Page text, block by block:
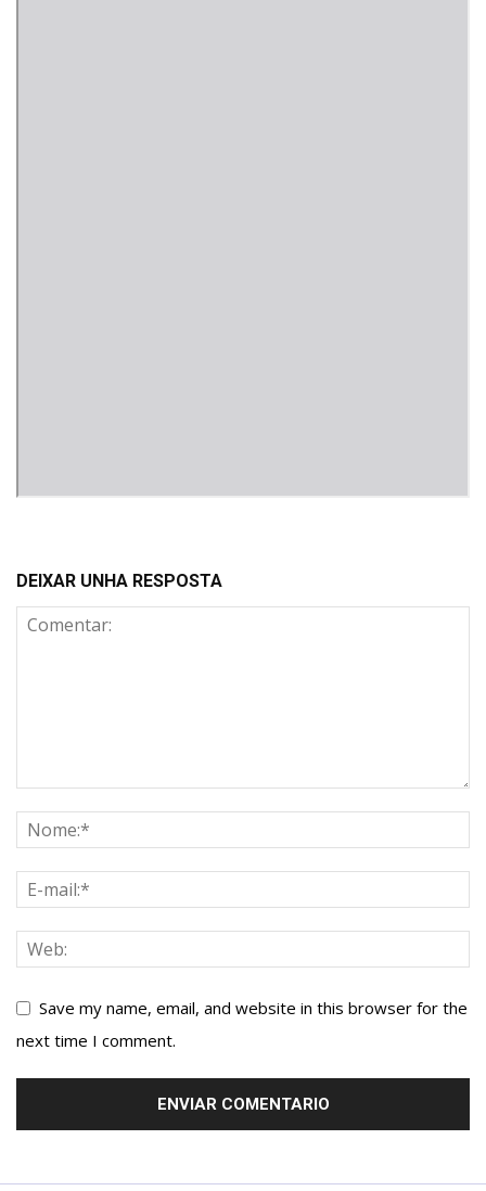
DEIXAR UNHA RESPOSTA
Save my name, email, and website in this browser for the
next time I comment.